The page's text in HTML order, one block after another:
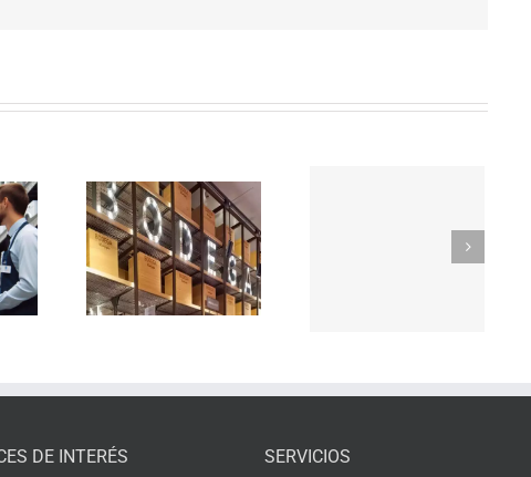
Trabaja
con
nosotros
como
herramienta
DE INTERÉS SERVICIOS